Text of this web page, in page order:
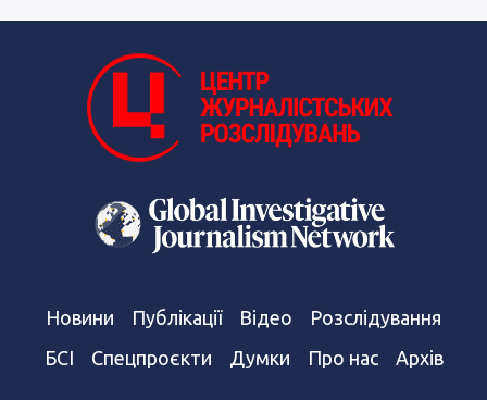
Новини Публікації Відео
Розслідування
БСІ
Спецпроєкти Думки Про нас Архів